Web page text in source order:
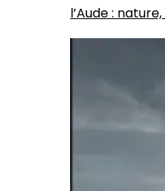
l’Aude :